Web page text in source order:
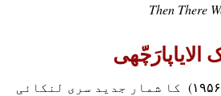
Then There
الایاپارَچّھی
ایرک الایاپارچّھی (پیدائش ۱۹۵۶) کا شمار جدید سری لنکائی